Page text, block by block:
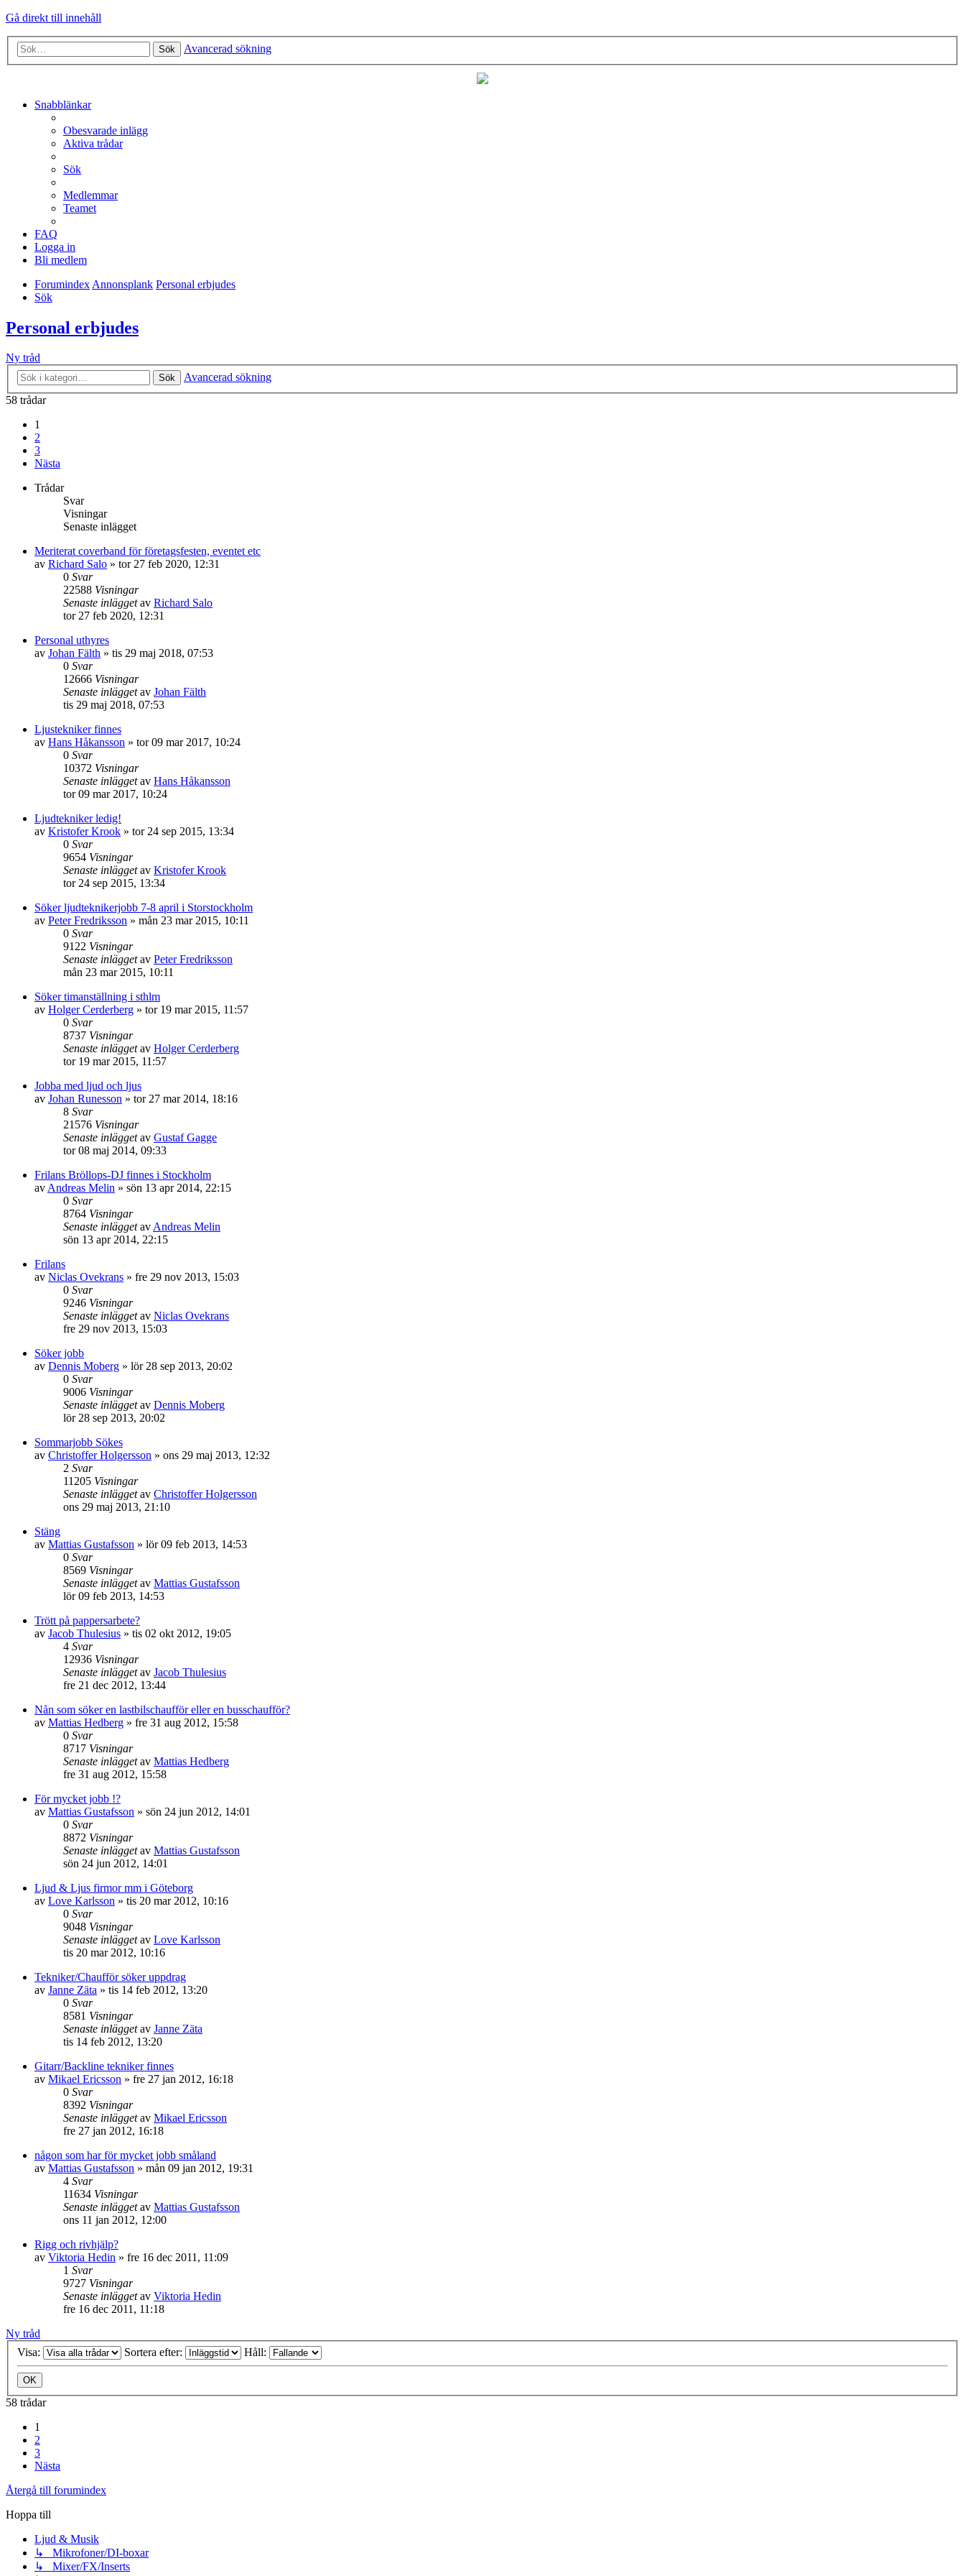
Gå direkt till innehåll
Sök Avancerad sökning
Snabblänkar
Obesvarade inlägg
Aktiva trådar
Sök
Medlemmar
Teamet
FAQ
Logga in
Bli medlem
Forumindex Annonsplank Personal erbjudes
Sök
Personal erbjudes
Ny tråd
Sök
Avancerad sökning
58 trådar
1
2
3
Nästa
Trådar
Svar
Visningar
Senaste inlägget
Meriterat coverband för företagsfesten, eventet etc
av Richard Salo » tor 27 feb 2020, 12:31
0 Svar
22588 Visningar
Senaste inläggetav Richard Salo
tor 27 feb 2020, 12:31
Personal uthyres
av Johan Fälth » tis 29 maj 2018, 07:53
0 Svar
12666 Visningar
Senaste inläggetav Johan Fälth
tis 29 maj 2018, 07:53
Ljustekniker finnes
av Hans Håkansson » tor 09 mar 2017, 10:24
0 Svar
10372 Visningar
Senaste inläggetav Hans Håkansson
tor 09 mar 2017, 10:24
Ljudtekniker ledig!
av Kristofer Krook » tor 24 sep 2015, 13:34
0 Svar
9654 Visningar
Senaste inläggetav Kristofer Krook
tor 24 sep 2015, 13:34
Söker ljudteknikerjobb 7-8 april i Storstockholm
av Peter Fredriksson » mån 23 mar 2015, 10:11
0 Svar
9122 Visningar
Senaste inläggetav Peter Fredriksson
mån 23 mar 2015, 10:11
Söker timanställning i sthlm
av Holger Cerderberg » tor 19 mar 2015, 11:57
0 Svar
8737 Visningar
Senaste inläggetav Holger Cerderberg
tor 19 mar 2015, 11:57
Jobba med ljud och ljus
av Johan Runesson » tor 27 mar 2014, 18:16
8 Svar
21576 Visningar
Senaste inläggetav Gustaf Gagge
tor 08 maj 2014, 09:33
Frilans Bröllops-DJ finnes i Stockholm
av Andreas Melin » sön 13 apr 2014, 22:15
0 Svar
8764 Visningar
Senaste inläggetav Andreas Melin
sön 13 apr 2014, 22:15
Frilans
av Niclas Ovekrans » fre 29 nov 2013, 15:03
0 Svar
9246 Visningar
Senaste inläggetav Niclas Ovekrans
fre 29 nov 2013, 15:03
Söker jobb
av Dennis Moberg » lör 28 sep 2013, 20:02
0 Svar
9006 Visningar
Senaste inläggetav Dennis Moberg
lör 28 sep 2013, 20:02
Sommarjobb Sökes
av Christoffer Holgersson » ons 29 maj 2013, 12:32
2 Svar
11205 Visningar
Senaste inläggetav Christoffer Holgersson
ons 29 maj 2013, 21:10
Stäng
av Mattias Gustafsson » lör 09 feb 2013, 14:53
0 Svar
8569 Visningar
Senaste inläggetav Mattias Gustafsson
lör 09 feb 2013, 14:53
Trött på pappersarbete?
av Jacob Thulesius » tis 02 okt 2012, 19:05
4 Svar
12936 Visningar
Senaste inläggetav Jacob Thulesius
fre 21 dec 2012, 13:44
Nån som söker en lastbilschaufför eller en busschaufför?
av Mattias Hedberg » fre 31 aug 2012, 15:58
0 Svar
8717 Visningar
Senaste inläggetav Mattias Hedberg
fre 31 aug 2012, 15:58
För mycket jobb !?
av Mattias Gustafsson » sön 24 jun 2012, 14:01
0 Svar
8872 Visningar
Senaste inläggetav Mattias Gustafsson
sön 24 jun 2012, 14:01
Ljud & Ljus firmor mm i Göteborg
av Love Karlsson » tis 20 mar 2012, 10:16
0 Svar
9048 Visningar
Senaste inläggetav Love Karlsson
tis 20 mar 2012, 10:16
Tekniker/Chaufför söker uppdrag
av Janne Zäta » tis 14 feb 2012, 13:20
0 Svar
8581 Visningar
Senaste inläggetav Janne Zäta
tis 14 feb 2012, 13:20
Gitarr/Backline tekniker finnes
av Mikael Ericsson » fre 27 jan 2012, 16:18
0 Svar
8392 Visningar
Senaste inläggetav Mikael Ericsson
fre 27 jan 2012, 16:18
någon som har för mycket jobb småland
av Mattias Gustafsson » mån 09 jan 2012, 19:31
4 Svar
11634 Visningar
Senaste inläggetav Mattias Gustafsson
ons 11 jan 2012, 12:00
Rigg och rivhjälp?
av Viktoria Hedin » fre 16 dec 2011, 11:09
1 Svar
9727 Visningar
Senaste inläggetav Viktoria Hedin
fre 16 dec 2011, 11:18
Ny tråd
Visa:
Sortera efter: Håll:
58 trådar
1
2
3
Nästa
Återgå till forumindex
Hoppa till
Ljud & Musik
↳ Mikrofoner/DI-boxar
↳ Mixer/FX/Inserts